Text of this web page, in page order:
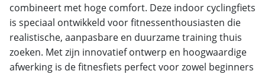
combineert met hoge comfort. Deze indoor cyclingfiets
is speciaal ontwikkeld voor fitnessenthousiasten die
realistische, aanpasbare en duurzame training thuis
zoeken. Met zijn innovatief ontwerp en hoogwaardige
afwerking is de fitnesfiets perfect voor zowel beginners